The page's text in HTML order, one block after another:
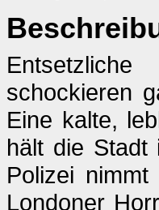
schockieren
Eine kalte,
hält die Stadt
Polizei
Londoner